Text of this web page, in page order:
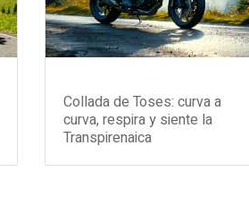
Collada de Toses: curva a
curva, respira y siente la
Transpirenaica